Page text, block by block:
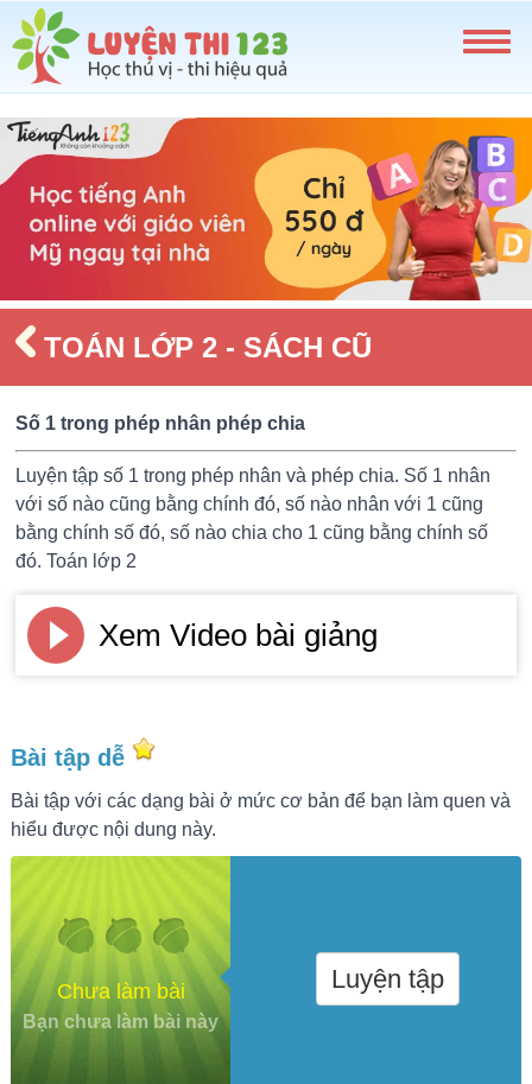
TOÁN LỚP 2 - SÁCH CŨ
Số 1 trong phép nhân phép chia
Luyện tập số 1 trong phép nhân và phép chia. Số 1 nhân
với số nào cũng bằng chính đó, số nào nhân với 1 cũng
bằng chính số đó, số nào chia cho 1 cũng bằng chính số
đó. Toán lớp 2
Xem Video bài giảng
Bài tập dễ
Bài tập với các dạng bài ở mức cơ bản để bạn làm quen và
hiểu được nội dung này.
Chưa làm bài
Bạn chưa làm bài này
Luyện tập